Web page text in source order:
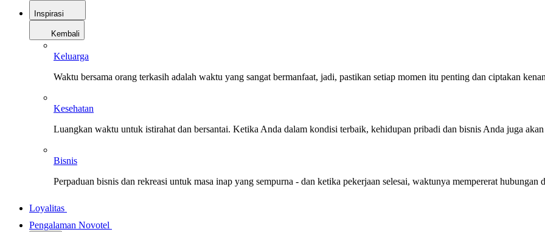
Inspirasi
Kembali
Keluarga
Waktu bersama orang terkasih adalah waktu yang sangat bermanfaat, jadi, pastikan setiap momen itu penting dan ciptakan
Kesehatan
Luangkan waktu untuk istirahat dan bersantai. Ketika Anda dalam kondisi terbaik, kehidupan pribadi dan bisnis Anda juga
Bisnis
Perpaduan bisnis dan rekreasi untuk masa inap yang sempurna - dan ketika pekerjaan selesai, waktunya mempererat hubungan
Loyalitas
Pengalaman Novotel